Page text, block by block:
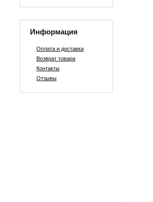
Информация
Оплата и доставка
Возврат товара
Контакты
Отзывы